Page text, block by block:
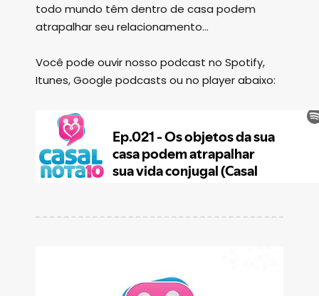
todo mundo têm dentro de casa podem
atrapalhar seu relacionamento...
Você pode ouvir nosso podcast no Spotify,
Itunes, Google podcasts ou no player abaixo: